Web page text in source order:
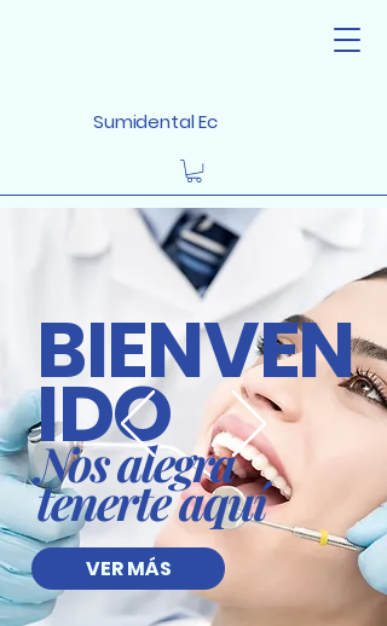
Sumidental Ec
BIENVEN
IDO
Nos alegra
tenerte aquí
VER MÁS